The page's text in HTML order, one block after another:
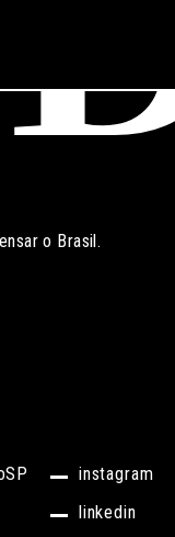
instagram
linkedin
o Brasil.